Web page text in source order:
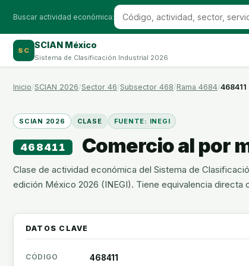
Buscar actividad económica:
SC
SCIAN México
Sistema de Clasificación Industrial 2026
Inicio SCIAN 2026 Sector 46 Subsector 468 Rama 4684 468411
SCIAN 2026 CLASE FUENTE: INEGI
468411 Comercio al por
Clase de actividad económica del Sistema de
edición México 2026 (INEGI). Tiene equivalencia directa
DATOS CLAVE
CÓDIGO 468411